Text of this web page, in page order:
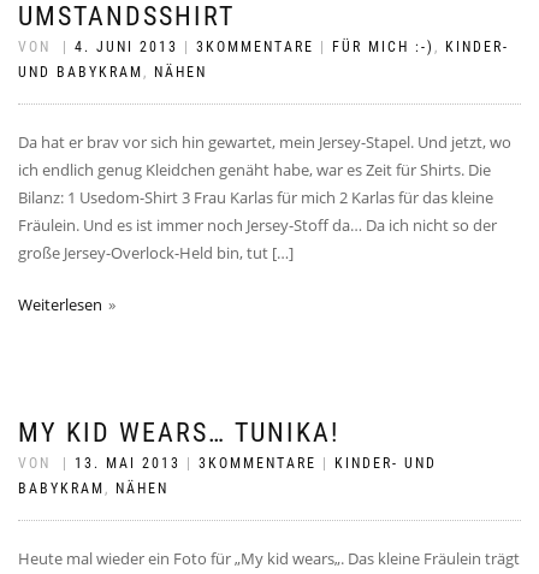
UMSTANDSSHIRT
VON 4. JUNI 2013 3KOMMENTARE FÜR MICH :-) ,
KINDER-
UND BABYKRAM , NÄHEN
Da hat er brav vor sich hin gewartet, mein Jersey-Stapel. Und jetzt, wo
ich endlich genug Kleidchen genäht habe, war es Zeit für Shirts. Die
Bilanz: 1 Usedom-Shirt 3 Frau Karlas für mich 2 Karlas für das kleine
Fräulein. Und es ist immer noch Jersey-Stoff da… Da ich nicht so der
große Jersey-Overlock-Held bin, tut […]
Weiterlesen
MY KID WEARS… TUNIKA!
VON 13. MAI 2013 3KOMMENTARE
KINDER- UND
BABYKRAM , NÄHEN
Heute mal wieder ein Foto für „My kid wears„. Das kleine Fräulein trägt